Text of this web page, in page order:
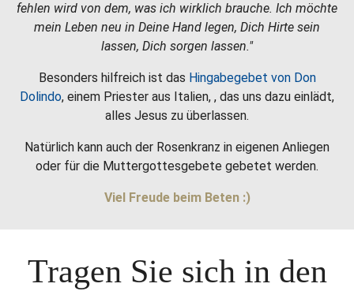
fehlen wird von dem, was ich wirklich brauche. Ich möchte
mein Leben neu in Deine Hand legen, Dich Hirte sein
lassen, Dich sorgen lassen."
Besonders hilfreich ist das Hingabegebet von Don
Dolindo, einem Priester aus Italien, , das uns dazu einlädt,
alles Jesus zu überlassen.
Natürlich kann auch der Rosenkranz in eigenen Anliegen
oder für die Muttergottesgebete gebetet werden.
Viel Freude beim Beten :)
Tragen Sie sich in den